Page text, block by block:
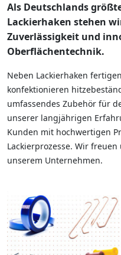
Als Deutschlands
Lackierhaken stehen
Zuverlässigkeit und
Oberflächentechnik.
Neben Lackierhaken
konfektionieren
umfassendes Zubehör für
unserer langjährigen
Kunden mit hochwertigen
Lackierprozesse. Wir
unserem Unternehmen.